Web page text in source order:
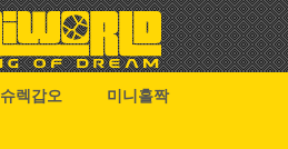
슈렉갑오
미니홀짝